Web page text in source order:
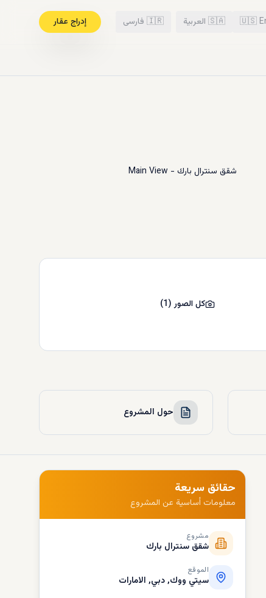
🇺🇸
🇸🇦 العربية 🇮🇷 فارسی إدراج عقار
كل الصور(
1
)
حول المشروع
حقائق سريعة
معلومات أساسية عن المشروع
مشروع
شقق سنترال بارك
الموقع
سيتي ووك, دبي, الامارات